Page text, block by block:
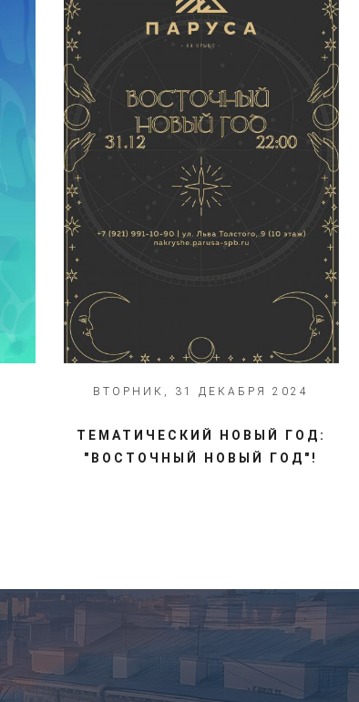
ВТОРНИК, 31 ДЕКАБРЯ 2024
ТЕМАТИЧЕСКИЙ НОВЫЙ ГОД:
"ВОСТОЧНЫЙ НОВЫЙ ГОД"!